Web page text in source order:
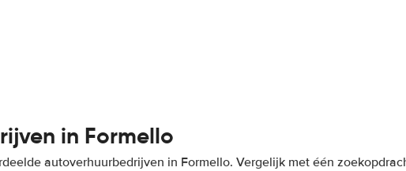
in Formello
autoverhuurbedrijven in Formello. Vergelijk met één